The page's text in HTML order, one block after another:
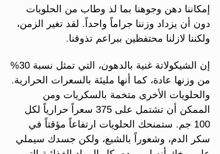
إمكاننا دهن وجوهنا بما لذ وطاب من الحلويات
دون أن يزداد وزننا جراماً واحداً. لقد تغير الزمن،
ولكننا لازلنا محتفظين ببراعم تذوقنا.
إن الشيكولاتة غنية بالدهون، التي تمثل نسبة 30%
من وزنها عادة، كما أنها مليئة بالسعرات الحرارية.
والحلويات الأخرى متخمة بالسكريات ومن
الممكن أن تشتمل على 375 سعراً حرارياً لكل
100 جم. ستمنحك الحلويات ارتفاعاً مؤقتاً في
سكر الدم، وشعوراً بالشبع، ولكن جسدك سيملي